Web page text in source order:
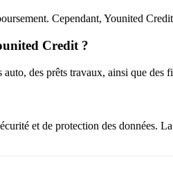
Cependant, Younited
Credit ?
des prêts travaux, ainsi que
et de protection des données.